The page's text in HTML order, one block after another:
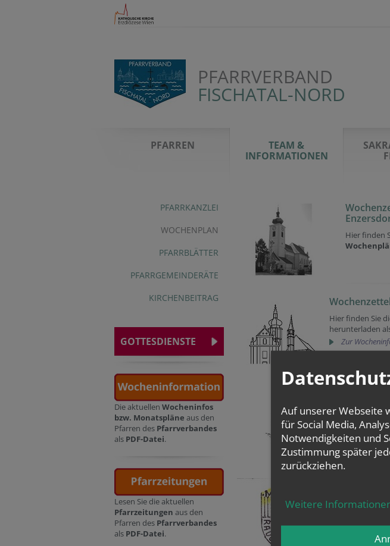
PFARRVERBAND
FISCHATAL-NORD
PFARREN
TEAM &
INFORMATIONEN
PFARRKANZLEI
WOCHENPLAN
PFARRBLÄTTER
PFARRGEMEINDERÄTE
KIRCHENBEITRAG
GOTTESDIENSTE
Die aktuellen Wocheninfos
bzw. Monatspläne aus den
Pfarren des Pfarrverbandes
als PDF-Datei.
Lesen Sie die aktuellen
Pfarrzeitungen aus den
Pfarren des Pfarrverbandes
als PDF-Datei.
Hier finden
Hier finden Sie
herunterladen
Zur
Hier finden
Zur
Hier finden
Zum
Auf unserer Webseite
für Social Media,
Notwendigkeiten und
Zustimmung später
zurückziehen.
Weitere